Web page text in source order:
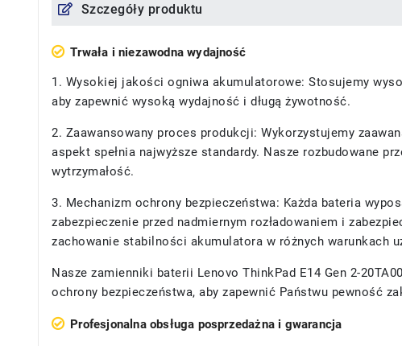
Szczegóły produktu
Trwała i niezawodna wydajność
1. Wysokiej jakości ogniwa akumulatorowe: Stosujemy
aby zapewnić wysoką wydajność i długą żywotność.
2. Zaawansowany proces produkcji: Wykorzystujemy
aspekt spełnia najwyższe standardy. Nasze rozbudowane
wytrzymałość.
3. Mechanizm ochrony bezpieczeństwa: Każda bateria
zabezpieczenie przed nadmiernym rozładowaniem i
zachowanie stabilności akumulatora w różnych warunkach
Nasze zamienniki baterii Lenovo ThinkPad E14 Gen 2-
ochrony bezpieczeństwa, aby zapewnić Państwu pewność
Profesjonalna obsługa posprzedażna i gwarancja